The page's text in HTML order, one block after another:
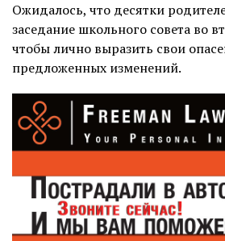
Ожидалось, что десятки
заседание школьного совета во
чтобы лично выразить свои
предложенных изменений.